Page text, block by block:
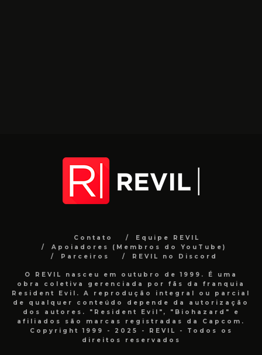
Contato
Equipe REVIL
Apoiadores (Membros do YouTube)
Parceiros
REVIL no Discord
O REVIL nasceu em outubro de 1999. É uma
obra coletiva gerenciada por fãs da franquia
Resident Evil. A reprodução integral ou parcial
de qualquer conteúdo depende da autorização
dos autores. "Resident Evil", "Biohazard" e
afiliados são marcas registradas da Capcom.
Copyright 1999 - 2025 - REVIL - Todos os
direitos reservados